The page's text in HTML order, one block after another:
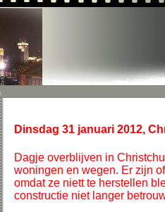
Dinsdag 31 januari 2012,
Dagje overblijven in
woningen en wegen. Er zijn
omdat ze niett te herstellen
constructie niet langer